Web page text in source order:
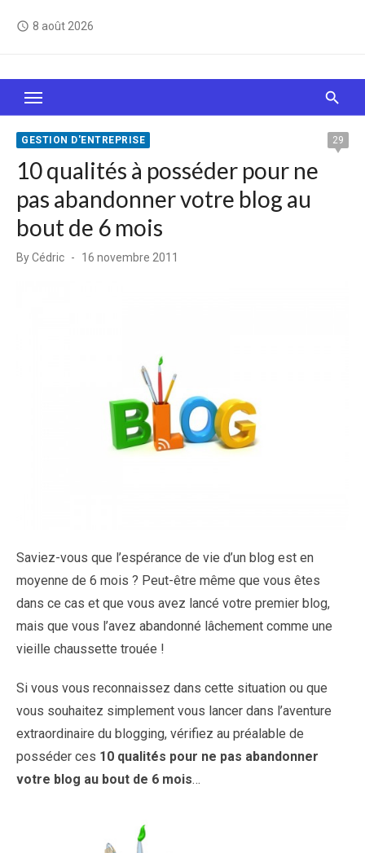
access_time 8 août 2026
Le Web, c'est comme une boîte de chocolats… On
sait jamais sur quoi on va tomber !
GESTION D'ENTREPRISE 29
10 qualités à posséder pour ne
pas abandonner votre blog au
bout de 6 mois
ByCédric
Posted
16 novembre 2011
Saviez-vous que l’espérance de vie d’un blog est en
moyenne de 6 mois ? Peut-être même que vous êtes
dans ce cas et que vous avez lancé votre premier blog,
mais que vous l’avez abandonné lâchement comme une
vieille chaussette trouée !
Si vous vous reconnaissez dans cette situation ou que
vous souhaitez simplement vous lancer dans l’aventure
extraordinaire du blogging, vérifiez au préalable de
posséder ces 10 qualités pour ne pas abandonner
votre blog au bout de 6 mois…